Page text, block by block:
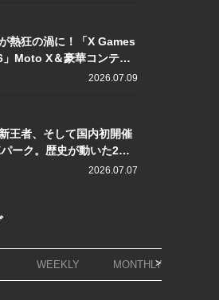
熱狂の渦に！「X Games
Moto X＆豪華コンテン
2026.07.09
王者、そして国内初開催
ーク。歴史が動いた2日
2026.07.07
WEEKLY MONTHLY